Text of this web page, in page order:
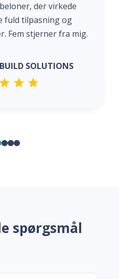
der virkede
fuld tilpasning og
Fem stjerner fra mig.
SOLUTIONS
spørgsmål